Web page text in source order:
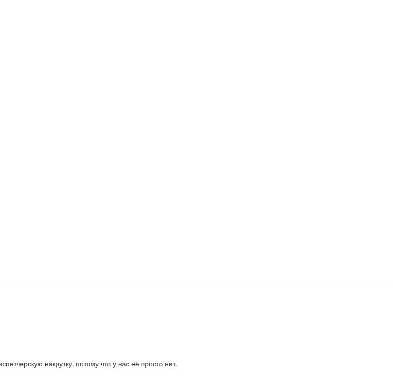
накрутку, потому что у нас её просто нет.